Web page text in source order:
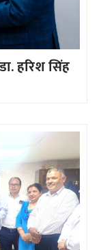
हरिश सिंह